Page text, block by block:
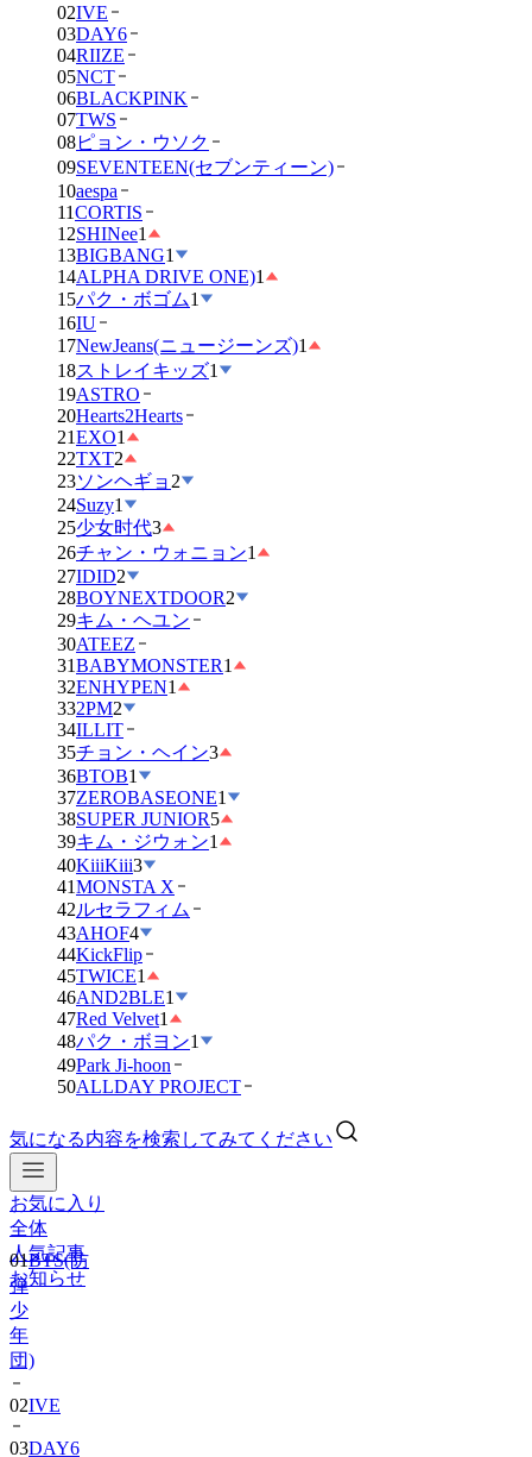
02IVE
03DAY6
04RIIZE
05NCT
06BLACKPINK
07TWS
08ピョン・ウソク
09SEVENTEEN(セブンティーン)
10aespa
11CORTIS
12SHINee1
13BIGBANG1
14ALPHA DRIVE ONE)1
15パク・ボゴム1
16IU
17NewJeans(ニュージーンズ)1
18ストレイキッズ1
19ASTRO
20Hearts2Hearts
21EXO1
22TXT2
23ソンヘギョ 2
24Suzy1
25少女时代3
26チャン・ウォニョン1
27IDID2
28BOYNEXTDOOR2
29キム・ヘユン
30ATEEZ
31BABYMONSTER1
32ENHYPEN1
332PM2
34ILLIT
35チョン・ヘイン3
36BTOB1
37ZEROBASEONE1
38SUPER JUNIOR5
39キム・ジウォン1
40KiiiKiii3
41MONSTA X
42ルセラフィム
43AHOF4
44KickFlip
45TWICE1
46AND2BLE1
47Red Velvet1
48パク・ボヨン1
49Park Ji-hoon
50ALLDAY PROJECT
気になる内容を検索してみてください
お気に入り
全体
人気記事
お知らせ
01BTS(防
弾
少
年
団)
02 IVE
03DAY6
04RIIZE